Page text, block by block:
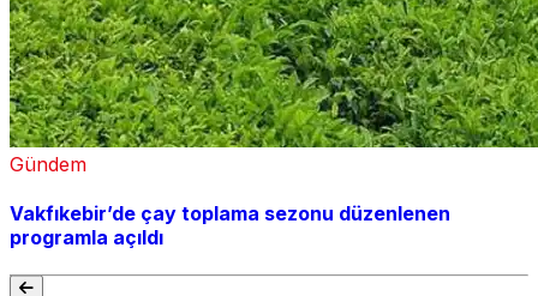
Gündem
Vakfıkebir’de çay toplama sezonu düzenlenen
programla açıldı